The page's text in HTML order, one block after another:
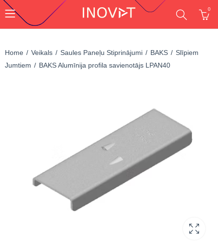
0
Home Veikals Saules Paneļu Stiprinājumi BAKS
Slīpiem
Jumtiem
BAKS Alumīnija profila savienotājs LPAN40